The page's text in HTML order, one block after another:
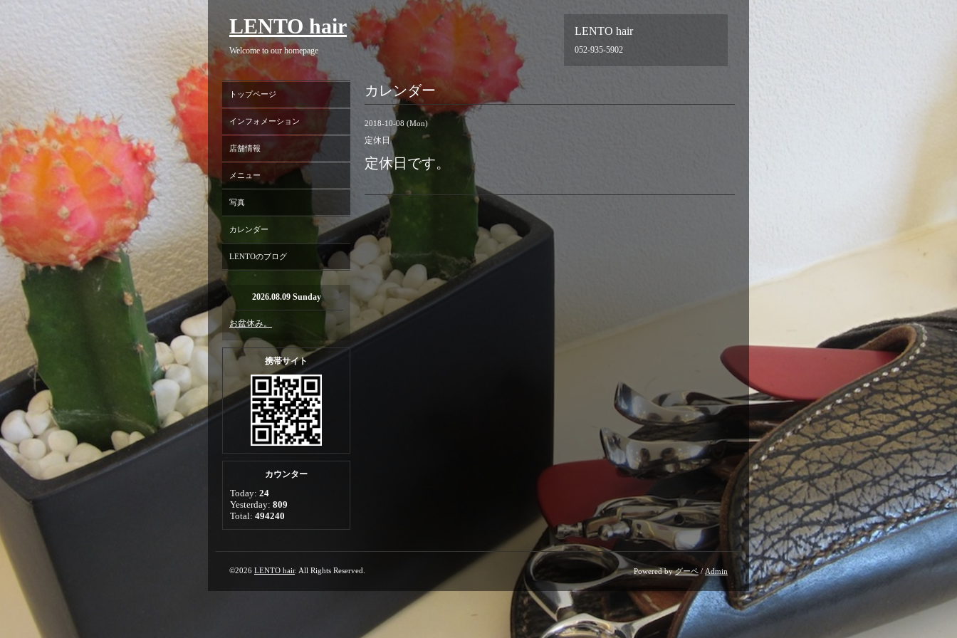
LENTO hair
052-935-5902
LENTO hair
Welcome to our homepage
カレンダー
2018-10-08 (Mon)
定休日
定休日です。
トップページ
インフォメーション
店舗情報
メニュー
写真
カレンダー
LENTOのブログ
2026.08.09 Sunday
お盆休み。
携帯サイト
カウンター
Today: 24
Yesterday: 809
Total: 494240
©2026 LENTO hair. All Rights Reserved. Powered byグーペ / Admin